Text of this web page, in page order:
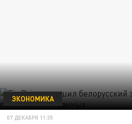
ЭКОНОМИКА
07 ДЕКАБРЯ 11:35